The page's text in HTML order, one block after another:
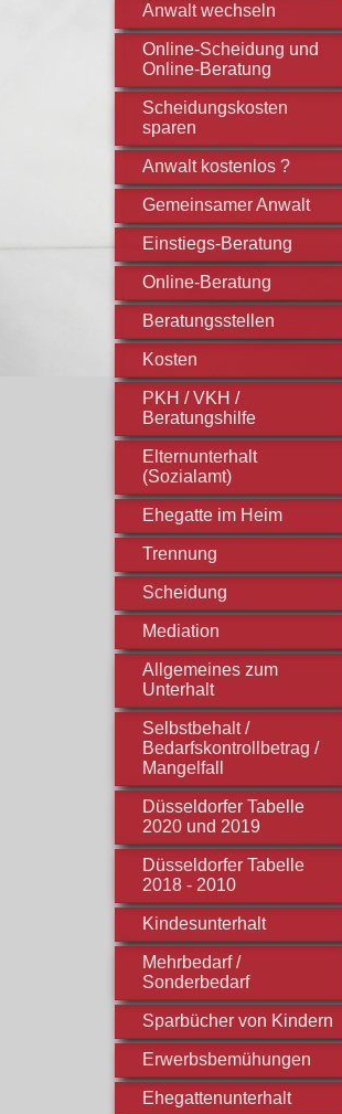
Anwalt wechseln
Online-Scheidung und
Online-Beratung
Scheidungskosten
sparen
Anwalt kostenlos ?
Gemeinsamer Anwalt
Einstiegs-Beratung
Online-Beratung
Beratungsstellen
Kosten
PKH / VKH /
Beratungshilfe
Elternunterhalt
(Sozialamt)
Ehegatte im Heim
Trennung
Scheidung
Mediation
Allgemeines zum
Unterhalt
Selbstbehalt /
Bedarfskontrollbetrag /
Mangelfall
Düsseldorfer Tabelle
2020 und 2019
Düsseldorfer Tabelle
2018 - 2010
Kindesunterhalt
Mehrbedarf /
Sonderbedarf
Sparbücher von Kindern
Erwerbsbemühungen
Ehegattenunterhalt